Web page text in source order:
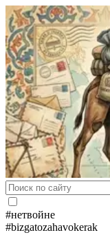
#нетвойне
#bizgatozahavokerak